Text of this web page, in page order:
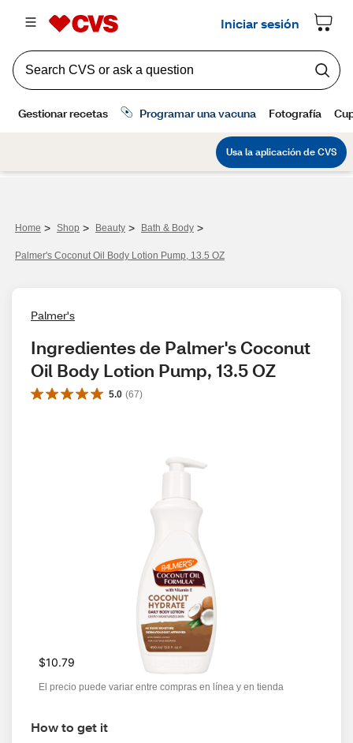
Home > Shop > Beauty > Bath & Body >
Palmer's Coconut Oil Body Lotion Pump, 13.5 OZ
Palmer's
Ingredientes de Palmer's Coconut
Oil Body Lotion Pump, 13.5 OZ
5.0 (67)
$10.79
El precio puede variar entre compras en línea y en tienda
How to get it